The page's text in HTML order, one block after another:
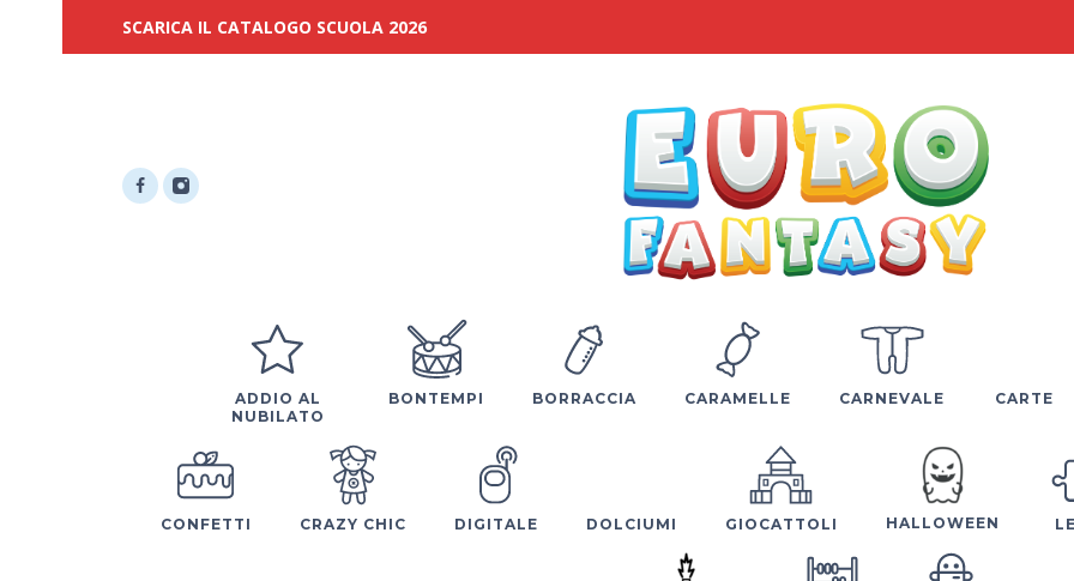
SCARICA IL CATALOGO SCUOLA 2026
ADDIO AL
NUBILATO
BONTEMPI BORRACCIA CARAMELLE CARNEVALE CARTE
CONFETTI CRAZY CHIC DIGITALE DOLCIUMI GIOCATTOLI HALLOWEEN